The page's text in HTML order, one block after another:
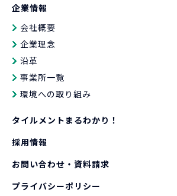
企業情報
会社概要
企業理念
沿革
事業所一覧
環境への取り組み
タイルメントまるわかり！
採用情報
お問い合わせ・資料請求
プライバシーポリシー